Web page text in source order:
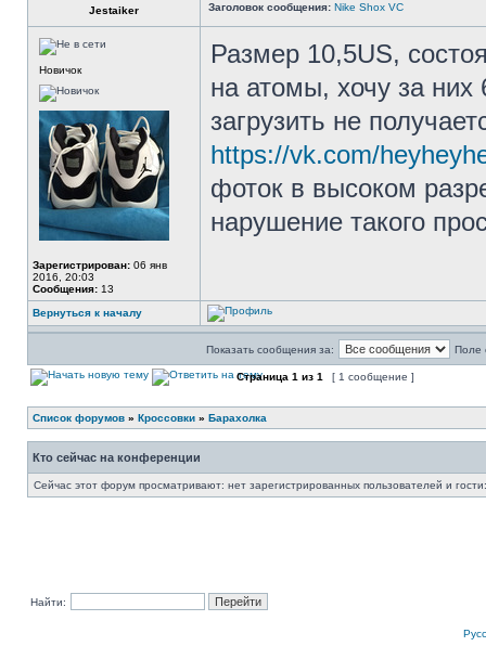
Jestaiker Заголовок сообщения: Nike Shox VC
Новичок
Зарегистрирован: 06 янв
2016, 20:03
Сообщения: 13
Размер 10,5US,
на атомы, хочу за
загрузить не
https://vk.com/
фоток в высоком
нарушение такого
Вернуться к началу
Показать сообщения за: Поле
Страница 1 из 1 [ 1 сообщение ]
Список форумов » Кроссовки » Барахолка
Кто сейчас на конференции
Сейчас этот форум просматривают: нет зарегистрированных пользователей и
Найти: